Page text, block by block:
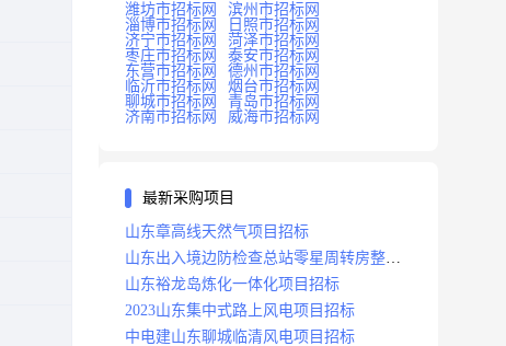
潍坊市招标网
滨州市招标网
淄博市招标网
日照市招标网
济宁市招标网
菏泽市招标网
枣庄市招标网
泰安市招标网
东营市招标网
德州市招标网
临沂市招标网
烟台市招标网
聊城市招标网
青岛市招标网
济南市招标网
威海市招标网
最新采购项目
山东章高线天然气项目招标
山东出入境边防检查总站零星周转房整修
项目招标中标
山东裕龙岛炼化一体化项目招标
2023山东集中式路上风电项目招标
中电建山东聊城临清风电项目招标